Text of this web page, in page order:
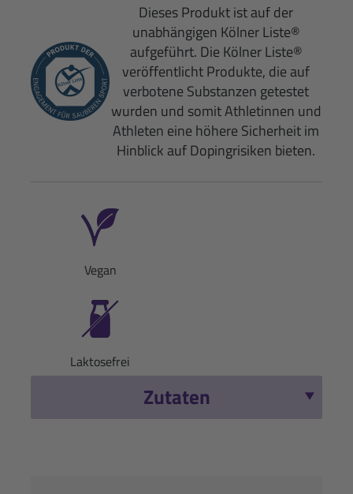
Dieses Produkt ist auf der
unabhängigen Kölner Liste®
aufgeführt. Die Kölner Liste®
veröffentlicht Produkte, die auf
verbotene Substanzen getestet
wurden und somit Athletinnen und
Athleten eine höhere Sicherheit im
Hinblick auf Dopingrisiken bieten.
Vegan
Laktosefrei
Zutaten